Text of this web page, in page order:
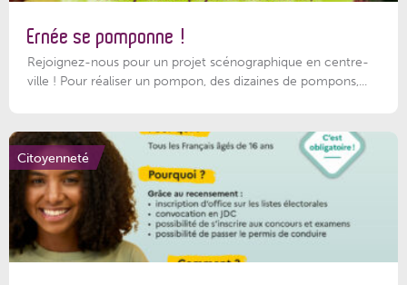
Ernée se pomponne !
Rejoignez-nous pour un projet scénographique en centre-
ville ! Pour réaliser un pompon, des dizaines de pompons,...
Citoyenneté